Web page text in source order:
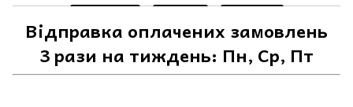
Відправка оплачених замовлень
3 рази на тиждень: Пн, Ср, Пт